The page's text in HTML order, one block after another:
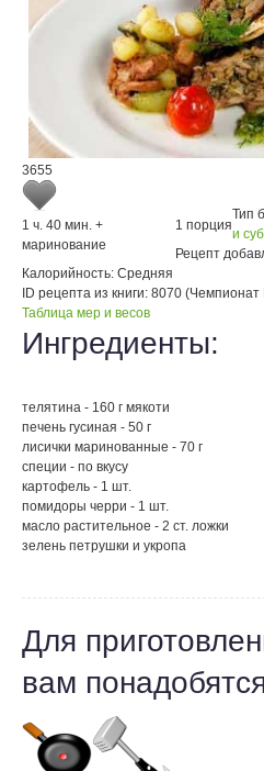
3655
1 ч. 40 мин. +
маринование
1 порция
Тип
и
Рецепт
Калорийность: Средняя
ID рецепта из книги: 8070 (Чемпионат
Таблица мер и весов
Ингредиенты:
телятина - 160 г мякоти
печень гусиная - 50 г
лисички маринованные - 70 г
специи - по вкусу
картофель - 1 шт.
помидоры черри - 1 шт.
масло растительное - 2 ст. ложки
зелень петрушки и укропа
Для
вам